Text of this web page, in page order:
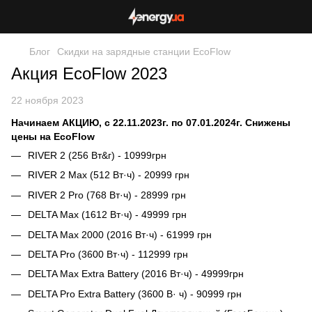
Блог Скидки на зарядные станции EcoFlow
Акция EcoFlow 2023
22 ноября 2023
Начинаем АКЦИЮ, с 22.11.2023г. по 07.01.2024г. Снижены
цены на EcoFlow
RIVER 2 (256 Вт&г) - 10999грн
RIVER 2 Max (512 Вт·ч) - 20999 грн
RIVER 2 Pro (768 Вт·ч) - 28999 грн
DELTA Max (1612 Вт·ч) - 49999 грн
DELTA Max 2000 (2016 Вт·ч) - 61999 грн
DELTA Pro (3600 Вт·ч) - 112999 грн
DELTA Max Extra Battery (2016 Вт·ч) - 49999грн
DELTA Pro Extra Battery (3600 В· ч) - 90999 грн